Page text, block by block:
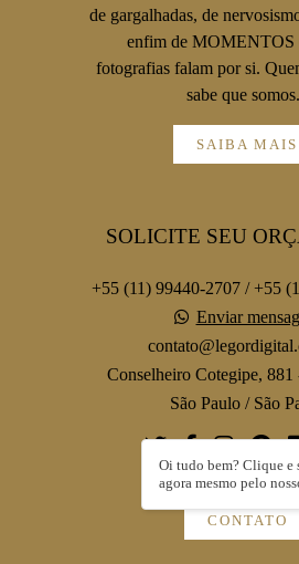
de gargalhadas, de
enfim de MOMENTOS
fotografias falam por si.
sabe que
SAIBA MAIS
SOLICITE SEU
+55 (11) 99440-2707 / +55
Enviar
Conselheiro Cotegipe,
São Paulo / São
CONTATO
Oi tudo bem? Clique e
agora mesmo pelo